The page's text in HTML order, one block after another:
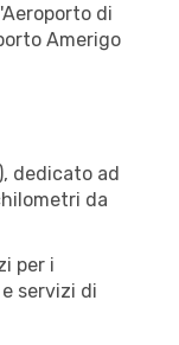
di
Amerigo
dedicato ad
da
per i
servizi di